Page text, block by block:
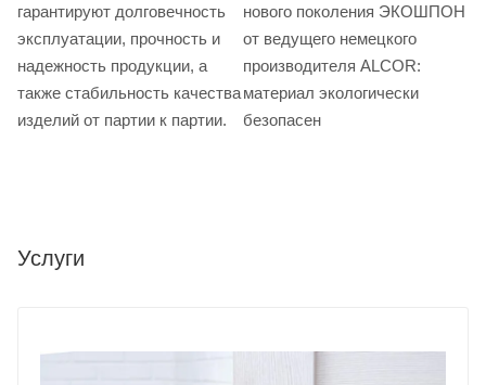
гарантируют долговечность
эксплуатации, прочность и
надежность продукции, а
также стабильность качества
изделий от партии к партии.
нового поколения ЭКОШПОН
от ведущего немецкого
производителя ALCOR:
материал экологически
безопасен
Услуги